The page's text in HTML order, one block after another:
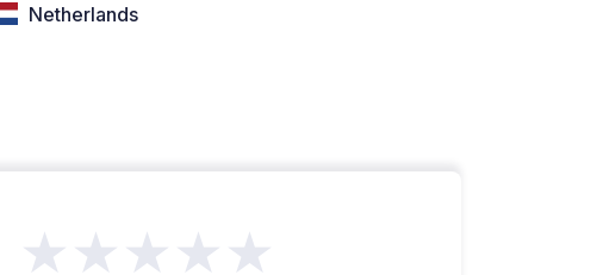
Netherlands
★★★★★